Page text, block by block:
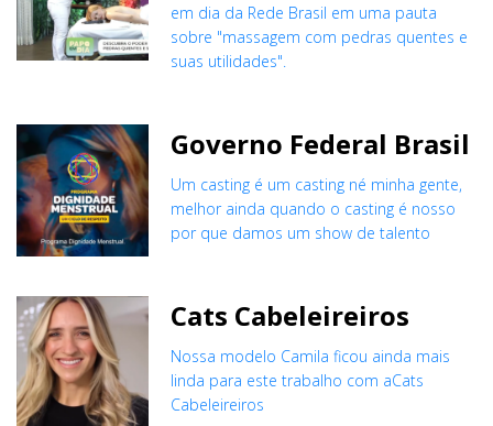
em dia da Rede Brasil em uma pauta
sobre "massagem com pedras quentes e
suas utilidades".
Governo Federal Brasil
Um casting é um casting né minha gente,
melhor ainda quando o casting é nosso
por que damos um show de talento
Cats Cabeleireiros
Nossa modelo Camila ficou ainda mais
linda para este trabalho com aCats
Cabeleireiros